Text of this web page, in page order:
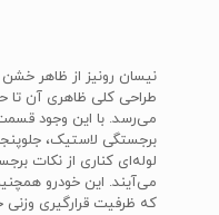
نیسان رونیز از ظاهر
طراحی کلی ظاهری آن تا
می‌رسد. با این وجود
برجستگی لاستیک،
لوله‌ای کناری از نکات
می‌آیند. این خودرو
که ظرفیت قرارگیری وزنی حدود 14